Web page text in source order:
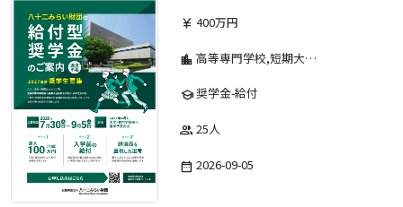
currency_yen 400万円
location_city 高等専門学校,短期大学,専修学校,大学
school奨学金-給付
group 25人
date_range 2026-09-05